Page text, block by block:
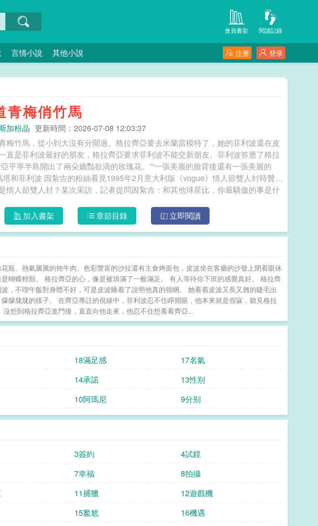
閱讀記錄
會員書架
言情小說 其他小說 登录
注册
青梅俏竹馬
加粉晶 更新時間：2026-07-08 12:03:37
梅竹馬，從小到大沒有分開過。格拉齊亞要去米蘭當模特了，她的菲利波還在皮
直是菲利波最好的朋友，格拉齊亞要求菲利波不能交新朋友。菲利波答應了格拉
平寧半島開出了兩朵嬌豔欲滴的玫瑰花。”“一張美麗的臉背後還有一張美麗的
塔和菲利波·因紮吉的粉絲看見1995年2月意大利版《vogue》情人節雙人封時贊歎
情人節雙人封？某次采訪，記者提問因紮吉：和其他球星比，你最驕傲的事是什
的身心都隻屬於她。格拉齊亞·阿瑪塔和菲利波·因紮吉的粉絲大概是全球最喜歡
有什麼高大上的理由，隻是單純想知道兩位顏值top的子女會有多美。格拉齊亞和
霸道事業腦遲鈍超模青梅????包容戀愛腦心機球星竹馬閱讀指南：1.男身心雙
女更強。3.男主事業線不變，女主事業線大開金手指。4.主要談戀愛，前期女主
加入書架 章節目錄 立即閱讀
瓶、熱氣騰騰的炖牛肉、色彩豐富的沙拉還有主食烤面包，皮波坐在客廳的沙發上閉着眼休
蝴蝶輕顫。 格拉齊亞的心，像是被填滿了一般滿足。 有人等待你下班的感覺真好。 格拉齊
，不喫午飯對身體不好，可是皮波睡着了說明他真的很睏。 她看着皮波又長又翹的睫毛出
朦胧胧的樣子。 在齊亞專註的視線中，菲利波忍不住睜開眼，他本來就是假寐，聽見格拉
想到格拉齊亞進門後，直直向他走來，他忍不住想看看齊亞...
18滿足感
17名氣
14承諾
13性别
10阿瑪尼 9分别
3簽約
4試鏡
7幸福
8拍攝
11捕獵
12遊戲機
15尷尬
16機遇